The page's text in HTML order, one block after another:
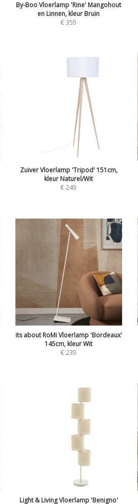
By-Boo Vloerlamp 'Rine' Mangohout
en Linnen, kleur Bruin
€359
Zuiver Vloerlamp 'Tripod' 151cm,
kleur Naturel/Wit
€249
its about RoMi Vloerlamp 'Bordeaux'
145cm, kleur Wit
€239
Light & Living Vloerlamp 'Benigno'